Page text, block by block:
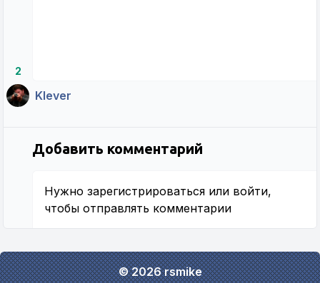
2
Klever
Добавить комментарий
Нужно зарегистрироваться или войти,
чтобы отправлять комментарии
© 2026 rsmike